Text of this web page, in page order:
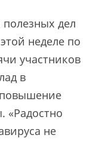
дел
неделе по
участников
в
повышение
«Радостно
не